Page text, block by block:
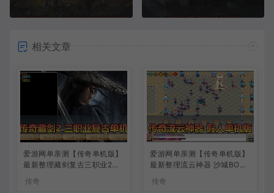
相关文章
爱游网单亲测【传奇单机版】
最新整理藏剑复古三职业2大
免虚拟机一键端 通用视频安
传奇
爱游网单亲测【传奇单机版】
最新整理流云神器 沙城BOSS
刀 不巅峰假人 GOM精修 GM
传奇